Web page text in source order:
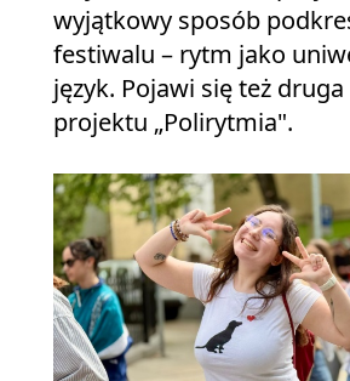
wyjątkowy sposób
festiwalu – rytm jako
język. Pojawi się też druga
projektu „Polirytmia".